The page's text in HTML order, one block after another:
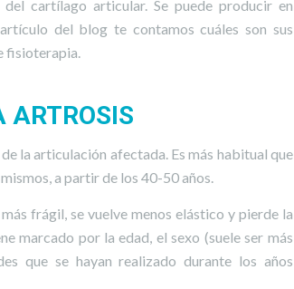
cartílago articular. Se puede producir en
del blog te contamos cuáles son sus
fisioterapia.
ARTROSIS
la articulación afectada. Es más habitual que
a partir de los 40-50 años.
frágil, se vuelve menos elástico y pierde la
marcado por la edad, el sexo (suele ser más
que se hayan realizado durante los años